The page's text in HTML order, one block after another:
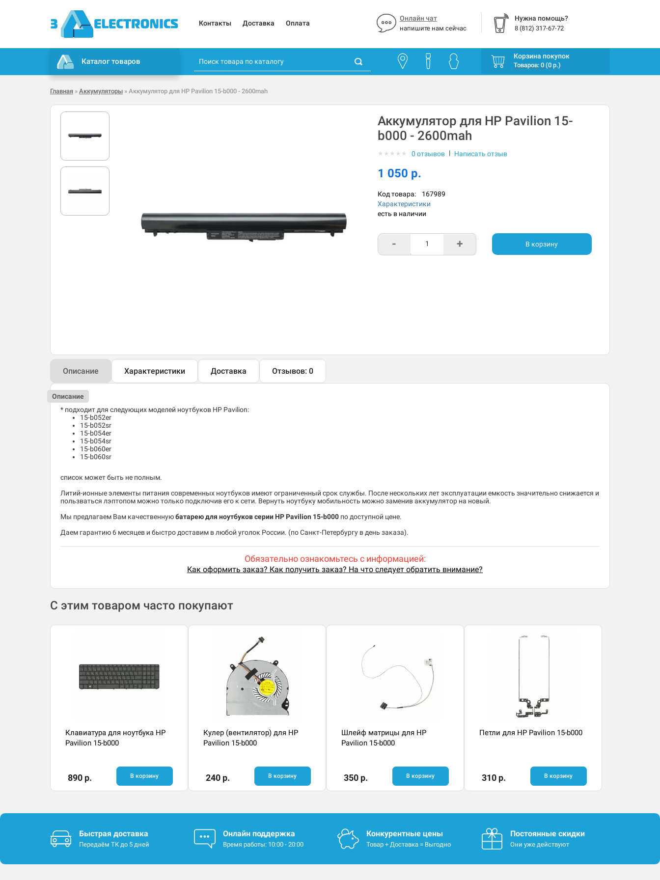
Контакты Доставка Оплата
Онлайн чат
напишите нам сейчас
Нужна помощь?
8 (812) 317-67-72
Каталог товаров
Корзина покупок
Товаров: 0 (0 р.)
Главная » Аккумуляторы » Аккумулятор для HP Pavilion 15-b000 - 2600mah
Аккумулятор для HP Pavilion 15-
b000 - 2600mah
★ ★ ★ ★ ★ 0 отзывов | Написать отзыв
1 050 р.
Код товара: 167989
Характеристики
есть в наличии
- + В корзину
Описание Характеристики Доставка Отзывов: 0
Описание
* подходит для следующих моделей ноутбуков HP Pavilion:
15-b052er
15-b052sr
15-b054er
15-b054sr
15-b060er
15-b060sr
список может быть не полным.
Литий-ионные элементы питания современных ноутбуков имеют ограниченный срок службы. После нескольких лет эксплуатации емкость значительно снижается и
пользваться лэптопом можно только подключив его к сети. Вернуть ноутбуку мобильность можно заменив аккумулятор на новый.
Мы предлагаем Вам качественнуюбатарею для ноутбуков серии HP Pavilion 15-b000 по доступной цене.
Даем гарантию 6 месяцев и быстро доставим в любой уголок России. (по Санкт-Петербургу в день заказа).
Обязательно ознакомьтесь с информацией:
Как оформить заказ? Как получить заказ? На что следует обратить внимание?
С этим товаром часто покупают
Клавиатура для ноутбука HP
Pavilion 15-b000
890 р. В корзину
Кулер (вентилятор) для HP
Pavilion 15-b000
240 р. В корзину
Шлейф матрицы для HP
Pavilion 15-b000
350 р. В корзину
Петли для HP Pavilion 15-b000
310 р. В корзину
Быстрая доставка
Передаём ТК до 5 дней
Онлайн поддержка
Время работы: 10:00 - 20:00
Конкурентные цены
Товар + Доставка = Выгодно
Постоянные скидки
Они уже действуют